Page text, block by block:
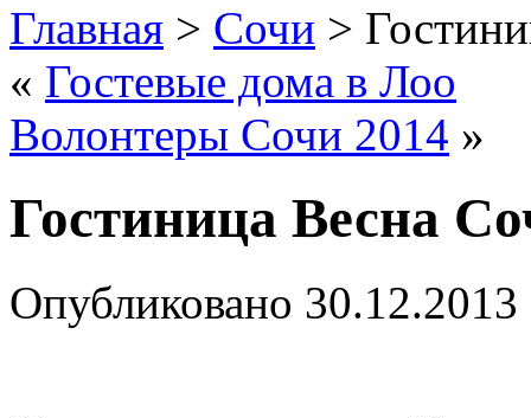
Главная > Сочи >
« Гостевые дома в Лоо
Волонтеры Сочи 2014 »
Гостиница Весна
Опубликовано 30.12.2013